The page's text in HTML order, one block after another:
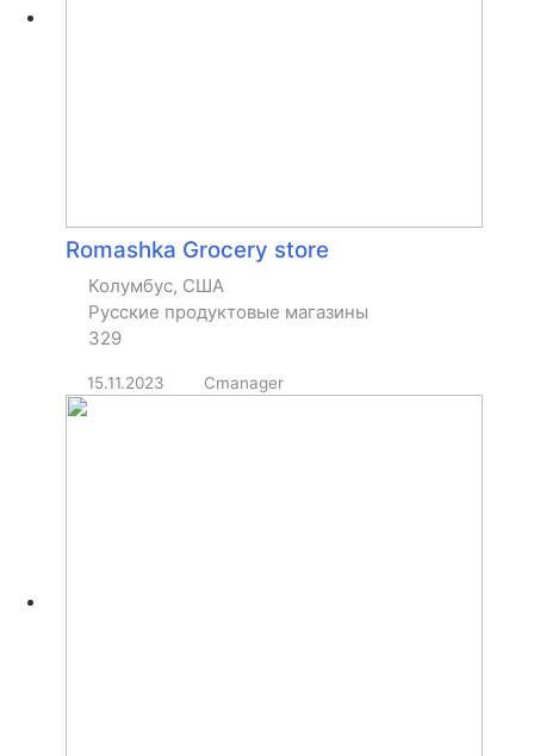
Romashka Grocery store
Колумбус, США
Русские продуктовые магазины
329
15.11.2023 Cmanager